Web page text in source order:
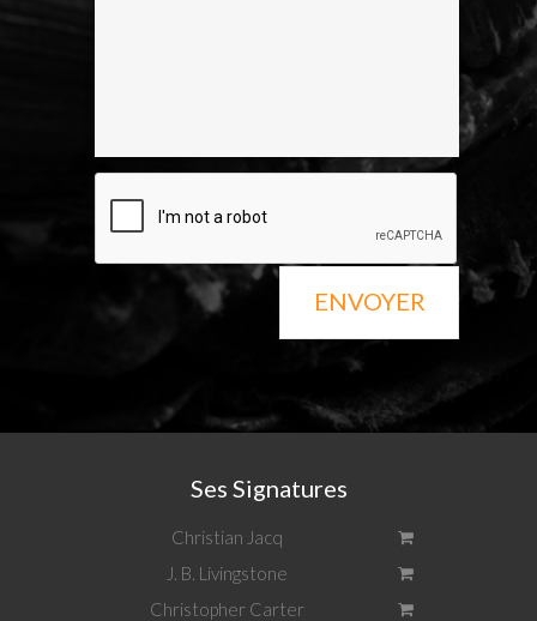
ENVOYER
Ses Signatures
Christian Jacq
J. B. Livingstone
Christopher Carter